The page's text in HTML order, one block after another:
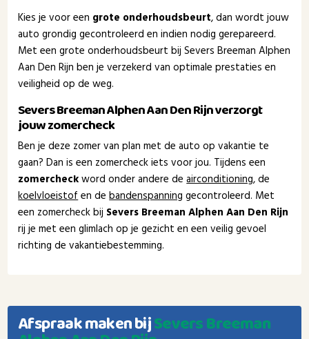
Kies je voor een grote onderhoudsbeurt, dan wordt jouw
auto grondig gecontroleerd en indien nodig gerepareerd.
Met een grote onderhoudsbeurt bij Severs Breeman Alphen
Aan Den Rijn ben je verzekerd van optimale prestaties en
veiligheid op de weg.
Severs Breeman Alphen Aan Den Rijn verzorgt
jouw zomercheck
Ben je deze zomer van plan met de auto op vakantie te
gaan? Dan is een zomercheck iets voor jou. Tijdens een
zomercheckword onder andere deairconditioning, de
koelvloeistofen debandenspanning gecontroleerd. Met
een zomercheck bij Severs Breeman Alphen Aan Den Rijn
rij je met een glimlach op je gezicht en een veilig gevoel
richting de vakantiebestemming.
Afspraak maken bijSevers Breeman